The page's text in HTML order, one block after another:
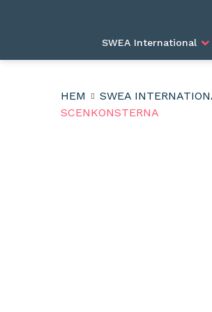
SWEA International
HEM SWEA
SCENKONSTERNA